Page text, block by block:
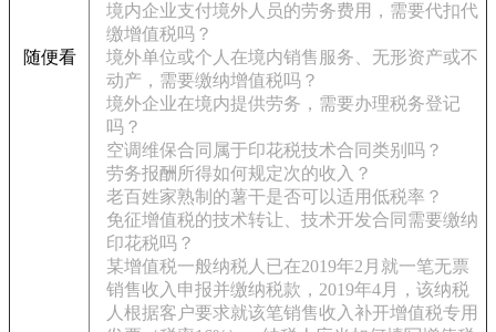
随便看
境内企业支付境外人员的劳务费用，需要代扣代
缴增值税吗？
境外单位或个人在境内销售服务、无形资产或不
动产，需要缴纳增值税吗？
境外企业在境内提供劳务，需要办理税务登记
吗？
空调维保合同属于印花税技术合同类别吗？
劳务报酬所得如何规定次的收入？
老百姓家熟制的薯干是否可以适用低税率？
免征增值税的技术转让、技术开发合同需要缴纳
印花税吗？
某增值税一般纳税人已在2019年2月就一笔无票
销售收入申报并缴纳税款，2019年4月，该纳税
人根据客户要求就该笔销售收入补开增值税专用